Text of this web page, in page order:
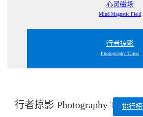
心灵磁场
Mind Magnetic Field
行者掠影
Photography Travel
行者掠影 Photography Travel
排行榜